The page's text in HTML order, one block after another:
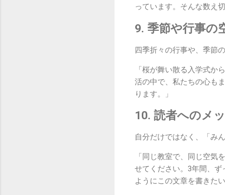
っています。そんな数え
9. 季節や行事の
四季折々の行事や、季節
「桜が舞い散る入学式か
活の中で、私たちの心も
ります。」
10. 読者へのメ
自分だけではなく、「み
「同じ教室で、同じ空気
せてください。3年間、
ようにこの文章を書きた